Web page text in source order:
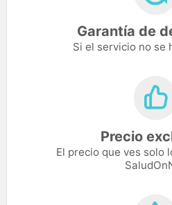
Garantía de
Si el servicio no se
Precio
El precio que ves solo